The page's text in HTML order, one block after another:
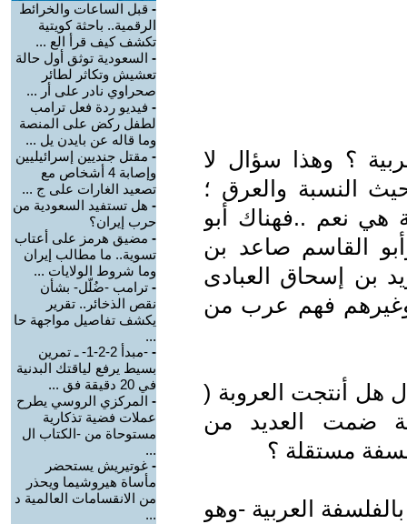
؟ وهذا سؤال لا
النسبة والعرق ؛
هي نعم ..فهناك أبو
القاسم صاعد بن
بن إسحاق العبادى
وغيرهم فهم عرب من
هل أنتجت العروبة (
ضمت العديد من
مستقلة ؟
العربية -وهو
- قبل الساعات والخرائط
الرقمية.. باحثة كويتية
تكشف كيف قرأ الع ...
- السعودية توثق أول حالة
تعشيش وتكاثر لطائر
صحراوي نادر على أر ...
- فيديو ردة فعل ترامب
لطفل ركض على المنصة
وما قاله عن بايدن يل ...
- مقتل جنديين إسرائيليين
وإصابة 4 أشخاص مع
تصعيد الغارات على ج ...
- هل تستفيد السعودية من
حرب إيران؟
- مضيق هرمز على أعتاب
تسوية.. ما مطالب إيران
وما شروط الولايات ...
- ترامب -ضُلّل- بشأن
نقص الذخائر.. تقرير
يكشف تفاصيل مواجهة حا
...
-
-مبدأ 2-2-1- ـ تمرين
بسيط يرفع لياقتك البدنية
في 20 دقيقة فق ...
- المركزي الروسي يطرح
عملات فضية تذكارية
مستوحاة من -الكتاب ال
...
- غوتيريش يستحضر
مأساة هيروشيما ويحذر
من الانقسامات العالمية د
...